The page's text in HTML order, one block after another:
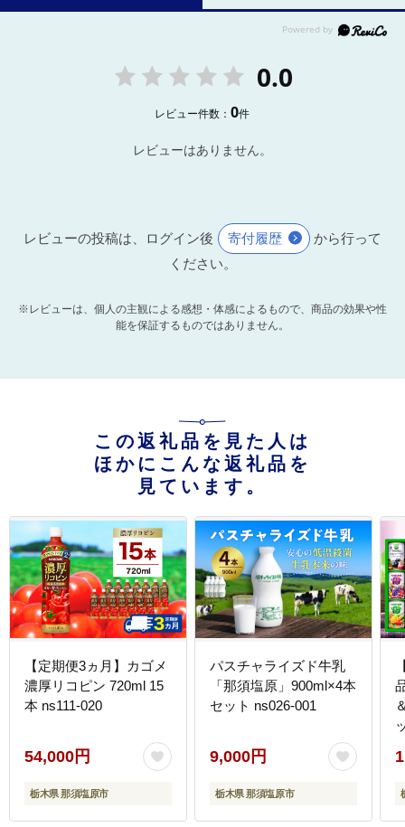
0.0
レビュー件数：0件
レビューはありません。
レビューの投稿は、ログイン後 寄付履歴
から行って
ください。
※レビューは、個人の主観による感想・体感によるもので、商品の効果や性
能を保証するものではありません。
この返礼品を見た人は
ほかにこんな返礼品を
見ています。
【定期便3ヵ月】カゴメ
濃厚リコピン 720ml 15
本 ns111-020
54,000円
栃木県 那須塩原市
パスチャライズド牛乳
「那須塩原」900ml×4本
セット ns026-001
9,000円
栃木県 那須塩原市